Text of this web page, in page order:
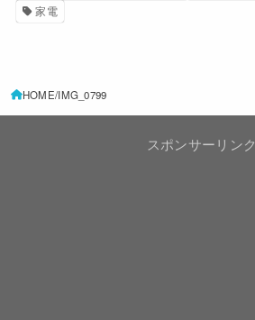
家電
HOME IMG_0799
スポンサーリンク